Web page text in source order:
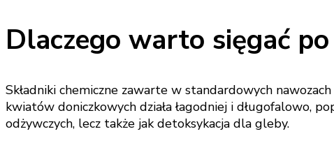
Dlaczego warto sięgać
Składniki chemiczne zawarte w standardowych
kwiatów doniczkowych działa łagodniej i długofalowo,
odżywczych, lecz także jak detoksykacja dla gleby.